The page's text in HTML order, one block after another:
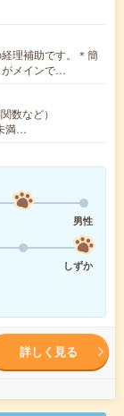
理補助です。＊簡
がメインで…
数など）
満…
男性
しずか
詳しく見る